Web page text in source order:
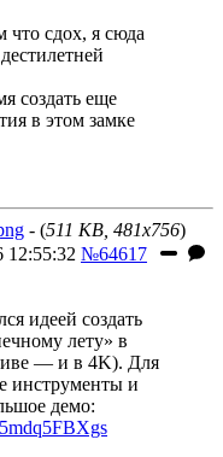
что сдох, я сюда
создать еще
в этом замке
- (511 KB, 481x756)
12:55:32 №64617
идеей создать
лету» в
— и в 4K). Для
инструменты и
демо: